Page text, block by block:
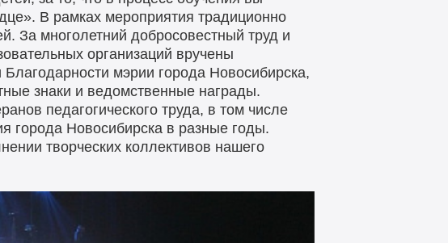
В рамках мероприятия традиционно
За многолетний добросовестный труд и
организаций вручены
мэрии города Новосибирска,
знаки и ведомственные награды.
педагогического труда, в том числе
города Новосибирска в разные годы.
творческих коллективов нашего